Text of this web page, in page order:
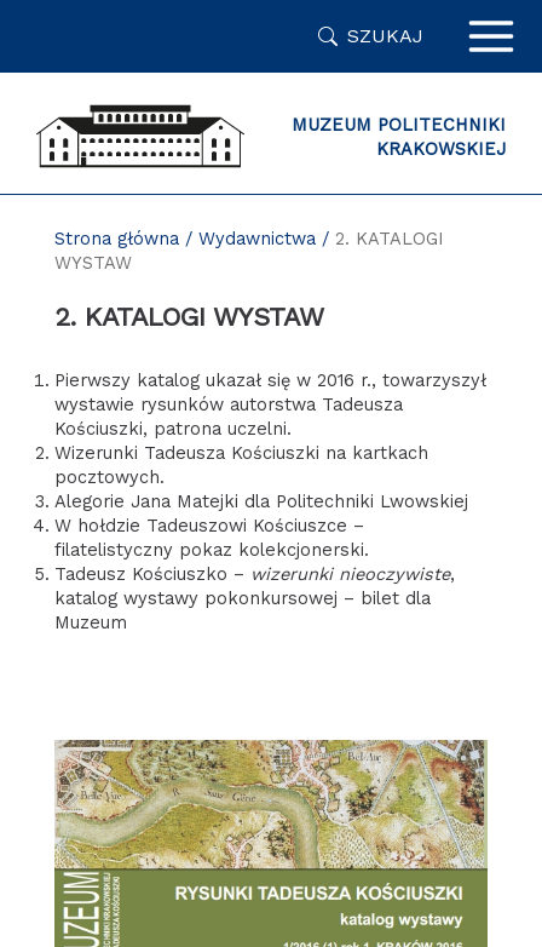
SZUKAJ
MUZEUM POLITECHNIKI
KRAKOWSKIEJ
Strona główna/ Wydawnictwa/ 2. KATALOGI
WYSTAW
2. KATALOGI WYSTAW
Pierwszy katalog ukazał się w 2016 r., towarzyszył
wystawie rysunków autorstwa Tadeusza
Kościuszki, patrona uczelni.
Wizerunki Tadeusza Kościuszki na kartkach
pocztowych.
Alegorie Jana Matejki dla Politechniki Lwowskiej
W hołdzie Tadeuszowi Kościuszce –
filatelistyczny pokaz kolekcjonerski.
Tadeusz Kościuszko – wizerunki nieoczywiste,
katalog wystawy pokonkursowej – bilet dla
Muzeum